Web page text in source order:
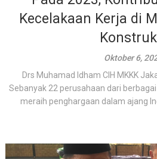
Kecelakaan Kerja di
Oktober 6,
Drs Muhamad Idham CIH MKKK
Sebanyak 22 perusahaan dari
meraih penghargaan dalam ajang